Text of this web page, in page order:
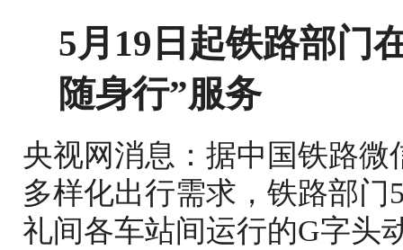
5月19日起铁路部门
随身行”服务
央视网消息：据中国铁路
多样化出行需求，铁路部门
礼间各车站间运行的G字头